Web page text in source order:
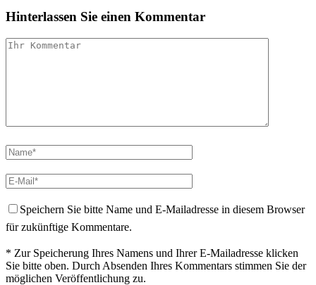
Hinterlassen Sie einen Kommentar
Speichern Sie bitte Name und E-Mailadresse in diesem Browser
für zukünftige Kommentare.
* Zur Speicherung Ihres Namens und Ihrer E-Mailadresse klicken
Sie bitte oben. Durch Absenden Ihres Kommentars stimmen Sie der
möglichen Veröffentlichung zu.